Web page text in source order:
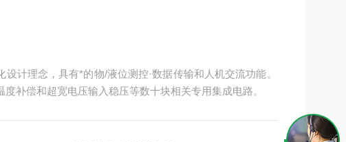
计理念，具有*的物/液位测控·数据传输和人机交流功能。
补偿和超宽电压输入稳压等数十块相关专用集成电路。